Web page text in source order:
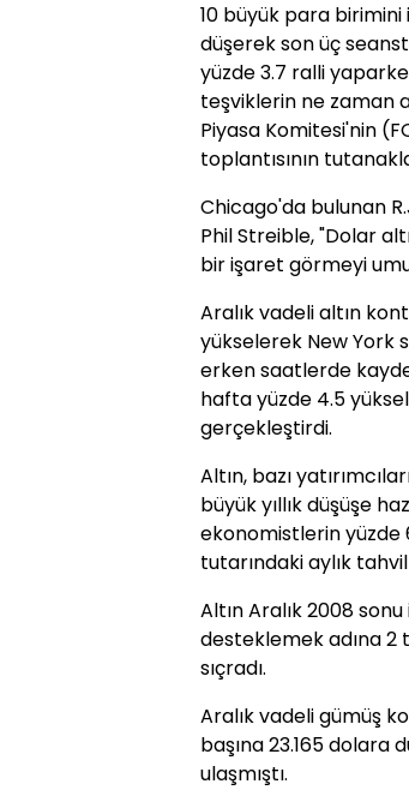
10 büyük para
düşerek son üç
yüzde 3.7 ralli
teşviklerin ne zaman
Piyasa Komitesi'nin
toplantısının
Chicago'da bulunan
Phil Streible, "Dolar
bir işaret görmeyi
Aralık vadeli altın
yükselerek New York
erken saatlerde
hafta yüzde 4.5
gerçekleştirdi.
Altın, bazı
büyük yıllık düşüşe
ekonomistlerin yüzde
tutarındaki aylık
Altın Aralık 2008
desteklemek adına 2
sıçradı.
Aralık vadeli gümüş
başına 23.165 dolara
ulaşmıştı.